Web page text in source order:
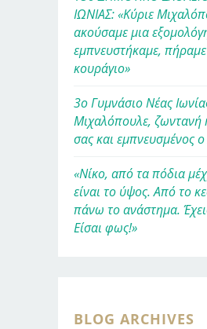
ΙΩΝΙΑΣ: «Κύριε
ακούσαμε μια
εμπνευστήκαμε,
κουράγιο»
3ο Γυμνάσιο Νέας
Μιχαλόπουλε, ζωντανή
σας και εμπνευσμένος
«Νίκο, από τα πόδια
είναι το ύψος. Από το
πάνω το ανάστημα.
Είσαι φως!»
BLOG ARCHIVES